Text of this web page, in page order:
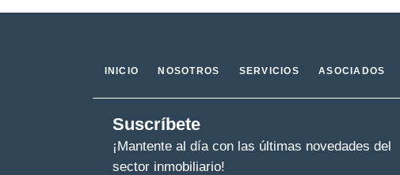
INICIO NOSOTROS SERVICIOS ASOCIADOS
Suscríbete
¡Mantente al día con las últimas novedades del
sector inmobiliario!